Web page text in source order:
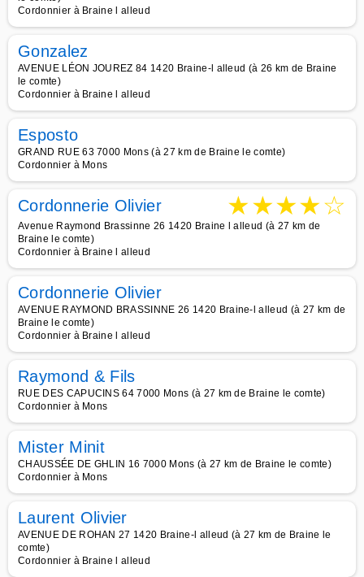
Cordonnier à Braine l alleud
Gonzalez
AVENUE LÉON JOUREZ 84 1420 Braine-l alleud (à 26 km de Braine
le comte)
Cordonnier à Braine l alleud
Esposto
GRAND RUE 63 7000 Mons (à 27 km de Braine le comte)
Cordonnier à Mons
Cordonnerie Olivier ★★★★☆
Avenue Raymond Brassinne 26 1420 Braine l alleud (à 27 km de
Braine le comte)
Cordonnier à Braine l alleud
Cordonnerie Olivier
AVENUE RAYMOND BRASSINNE 26 1420 Braine-l alleud (à 27 km de
Braine le comte)
Cordonnier à Braine l alleud
Raymond & Fils
RUE DES CAPUCINS 64 7000 Mons (à 27 km de Braine le comte)
Cordonnier à Mons
Mister Minit
CHAUSSÉE DE GHLIN 16 7000 Mons (à 27 km de Braine le comte)
Cordonnier à Mons
Laurent Olivier
AVENUE DE ROHAN 27 1420 Braine-l alleud (à 27 km de Braine le
comte)
Cordonnier à Braine l alleud